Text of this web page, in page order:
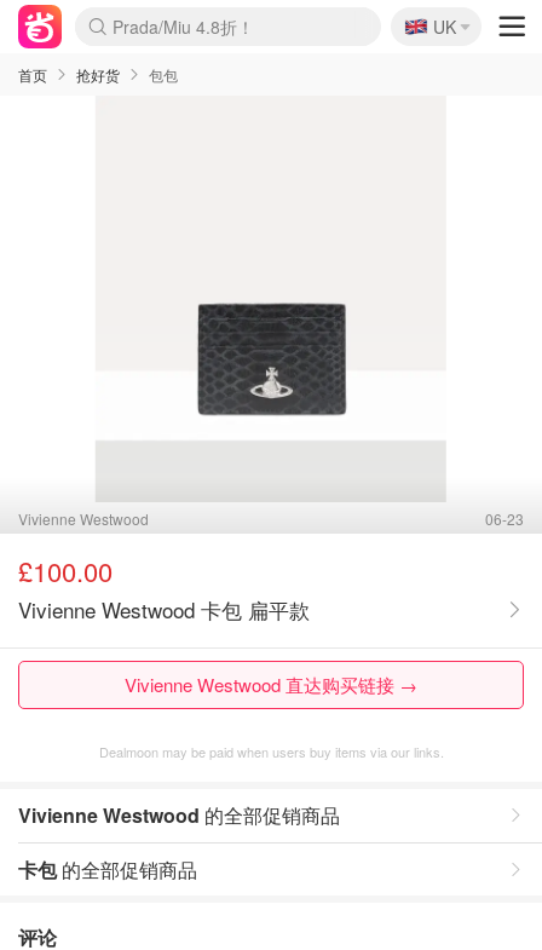
麦卢卡蜂蜜夏促！个位数！
Prada/Miu 4.8折！
啥？必胜客披萨5折！
🇬🇧
UK
首页 抢好货 包包
Vivienne Westwood 06-23
£100.00
Vivienne Westwood 卡包 扁平款
Vivienne Westwood 直达购买链接 →
Dealmoon may be paid when users buy items via our links.
Vivienne Westwood 的全部促销商品
卡包的全部促销商品
评论